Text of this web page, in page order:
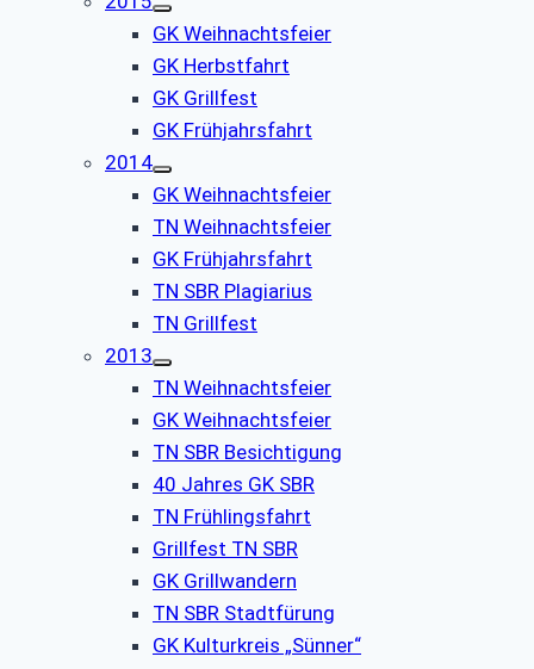
GK Weihnachtsfeier
GK Herbstfahrt
GK Grillfest
GK Frühjahrsfahrt
2014
GK Weihnachtsfeier
TN Weihnachtsfeier
GK Frühjahrsfahrt
TN SBR Plagiarius
TN Grillfest
2013
TN Weihnachtsfeier
GK Weihnachtsfeier
TN SBR Besichtigung
40 Jahres GK SBR
TN Frühlingsfahrt
Grillfest TN SBR
GK Grillwandern
TN SBR Stadtfürung
GK Kulturkreis „Sünner“